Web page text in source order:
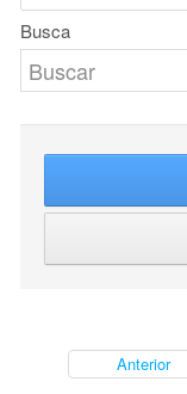
Busca
Anterior